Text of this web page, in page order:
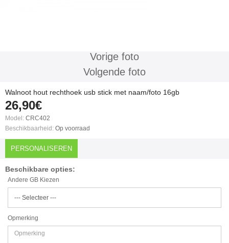
Vorige foto
Volgende foto
Walnoot hout rechthoek usb stick met naam/foto 16gb
26,90€
Model: CRC402
Beschikbaarheid: Op voorraad
PERSONALISEREN
Beschikbare opties:
Andere GB Kiezen
Opmerking